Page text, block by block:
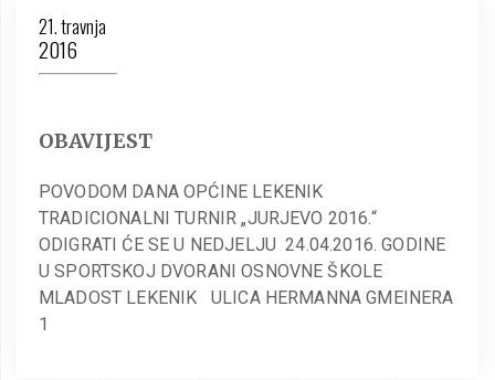
21. travnja
2016
OBAVIJEST
POVODOM DANA OPĆINE LEKENIK
TRADICIONALNI TURNIR „JURJEVO 2016.“
ODIGRATI ĆE SE U NEDJELJU 24.04.2016. GODINE
U SPORTSKOJ DVORANI OSNOVNE ŠKOLE
MLADOST LEKENIK ULICA HERMANNA GMEINERA
1